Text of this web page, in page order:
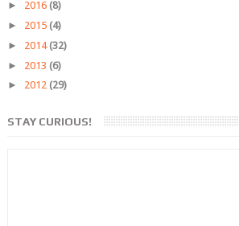
► 2016 (8)
► 2015 (4)
► 2014 (32)
► 2013 (6)
► 2012 (29)
STAY CURIOUS!